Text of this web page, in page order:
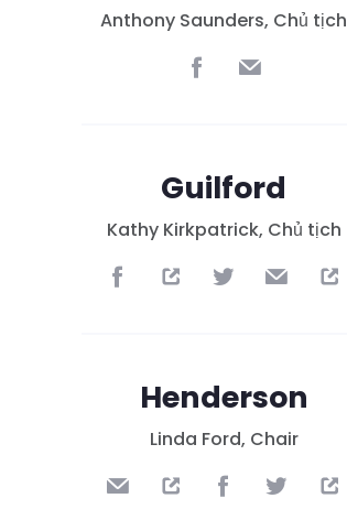
Anthony Saunders, Chủ tịch
Guilford
Kathy Kirkpatrick, Chủ tịch
Henderson
Linda Ford, Chair